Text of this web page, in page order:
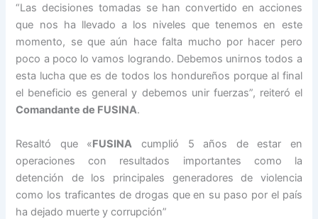
“Las decisiones tomadas se han convertido en acciones
que nos ha llevado a los niveles que tenemos en este
momento, se que aún hace falta mucho por hacer pero
poco a poco lo vamos logrando. Debemos unirnos todos a
esta lucha que es de todos los hondureños porque al final
el beneficio es general y debemos unir fuerzas”, reiteró el
Comandante de FUSINA.
Resaltó que «FUSINA cumplió 5 años de estar en
operaciones con resultados importantes como la
detención de los principales generadores de violencia
como los traficantes de drogas que en su paso por el país
ha dejado muerte y corrupción”